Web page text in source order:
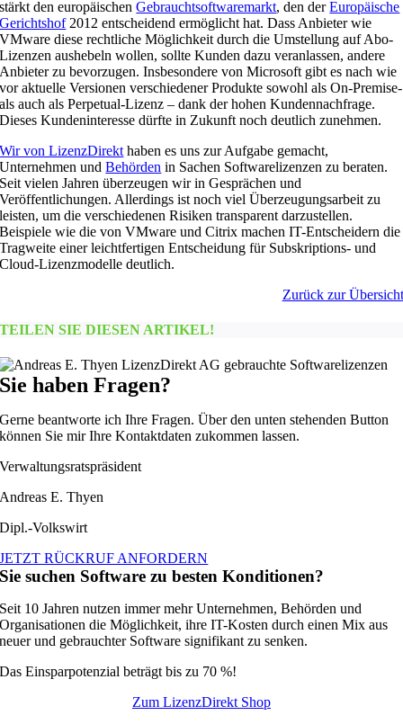
stärkt den europäischenGebrauchtsoftwaremarkt, den derEuropäische
Gerichtshof2012 entscheidend ermöglicht hat. Dass Anbieter wie
VMware diese rechtliche Möglichkeit durch die Umstellung auf Abo-
Lizenzen aushebeln wollen, sollte Kunden dazu veranlassen, andere
Anbieter zu bevorzugen. Insbesondere von Microsoft gibt es nach wie
vor aktuelle Versionen verschiedener Produkte sowohl als On-Premise-
als auch als Perpetual-Lizenz – dank der hohen Kundennachfrage.
Dieses Kundeninteresse dürfte in Zukunft noch deutlich zunehmen.
Wir von LizenzDirekt haben es uns zur Aufgabe gemacht,
Unternehmen undBehörden in Sachen Softwarelizenzen zu beraten.
Seit vielen Jahren überzeugen wir in Gesprächen und
Veröffentlichungen. Allerdings ist noch viel Überzeugungsarbeit zu
leisten, um die verschiedenen Risiken transparent darzustellen.
Beispiele wie die von VMware und Citrix machen IT-Entscheidern die
Tragweite einer leichtfertigen Entscheidung für Subskriptions- und
Cloud-Lizenzmodelle deutlich.
Zurück zur Übersicht
TEILEN SIE DIESEN ARTIKEL!
Sie haben Fragen?
Gerne beantworte ich Ihre Fragen. Über den unten stehenden Button
können Sie mir Ihre Kontaktdaten zukommen lassen.
Verwaltungsratspräsident
Andreas E. Thyen
Dipl.-Volkswirt
JETZT RÜCKRUF ANFORDERN
Sie suchen Software zu besten Konditionen?
Seit 10 Jahren nutzen immer mehr Unternehmen, Behörden und
Organisationen die Möglichkeit, ihre IT-Kosten durch einen Mix aus
neuer und gebrauchter Software signifikant zu senken.
Das Einsparpotenzial beträgt bis zu 70 %!
Zum LizenzDirekt Shop